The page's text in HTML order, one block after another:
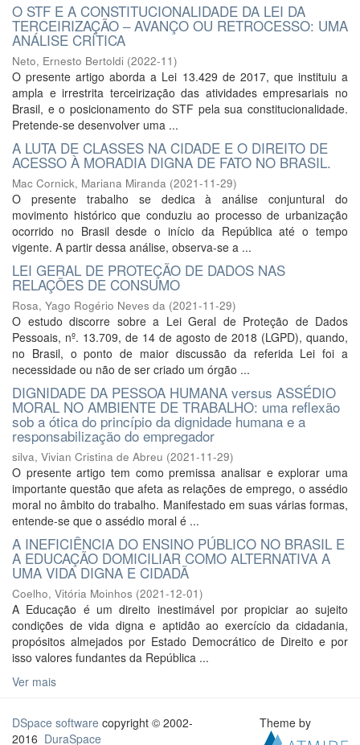
O STF E A CONSTITUCIONALIDADE DA LEI DA
TERCEIRIZAÇÃO – AVANÇO OU RETROCESSO: UMA
ANÁLISE CRÍTICA
Neto, Ernesto Bertoldi (2022-11)
O presente artigo aborda a Lei 13.429 de 2017, que instituiu a
ampla e irrestrita terceirização das atividades empresariais no
Brasil, e o posicionamento do STF pela sua constitucionalidade.
Pretende-se desenvolver uma ...
A LUTA DE CLASSES NA CIDADE E O DIREITO DE
ACESSO À MORADIA DIGNA DE FATO NO BRASIL.
Mac Cornick, Mariana Miranda (2021-11-29)
O presente trabalho se dedica à análise conjuntural do
movimento histórico que conduziu ao processo de urbanização
ocorrido no Brasil desde o início da República até o tempo
vigente. A partir dessa análise, observa-se a ...
LEI GERAL DE PROTEÇÃO DE DADOS NAS
RELAÇÕES DE CONSUMO
Rosa, Yago Rogério Neves da (2021-11-29)
O estudo discorre sobre a Lei Geral de Proteção de Dados
Pessoais, nº. 13.709, de 14 de agosto de 2018 (LGPD), quando,
no Brasil, o ponto de maior discussão da referida Lei foi a
necessidade ou não de ser criado um órgão ...
DIGNIDADE DA PESSOA HUMANA versus ASSÉDIO
MORAL NO AMBIENTE DE TRABALHO: uma reflexão
sob a ótica do princípio da dignidade humana e a
responsabilização do empregador
silva, Vivian Cristina de Abreu (2021-11-29)
O presente artigo tem como premissa analisar e explorar uma
importante questão que afeta as relações de emprego, o assédio
moral no âmbito do trabalho. Manifestado em suas várias formas,
entende-se que o assédio moral é ...
A INEFICIÊNCIA DO ENSINO PÚBLICO NO BRASIL E
A EDUCAÇÃO DOMICILIAR COMO ALTERNATIVA A
UMA VIDA DIGNA E CIDADÃ
Coelho, Vitória Moinhos (2021-12-01)
A Educação é um direito inestimável por propiciar ao sujeito
condições de vida digna e aptidão ao exercício da cidadania,
propósitos almejados por Estado Democrático de Direito e por
isso valores fundantes da República ...
Ver mais
DSpace software copyright © 2002-
2016 DuraSpace
Theme by